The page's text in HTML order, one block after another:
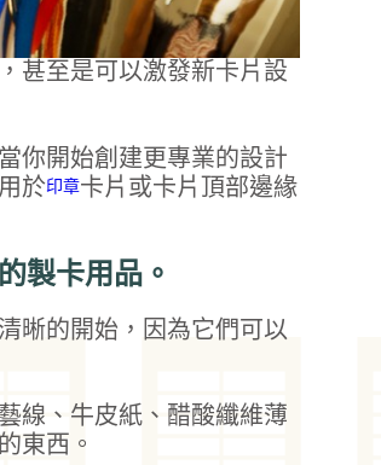
甚至是可以激發新卡片設
你開始創建更專業的設計
於印章卡片或卡片頂部邊緣
製卡用品。
晰的開始，因為它們可以
線、牛皮紙、醋酸纖維薄
東西。